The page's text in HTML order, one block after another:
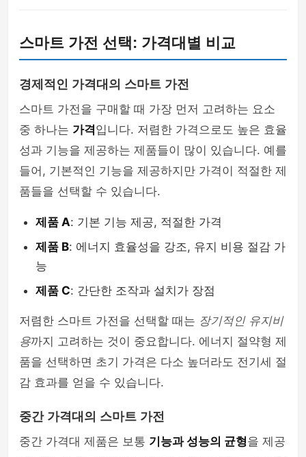
스마트 가전 선택: 가격대별 비교
경제적인 가격대의 스마트 가전
스마트 가전을 구매할 때 가장 먼저 고려하는 요소
중 하나는 가격입니다. 저렴한 가격으로도 높은 효율
성과 기능을 제공하는 제품들이 많이 있습니다. 예를
들어, 기본적인 기능을 제공하지만 가격이 적절한 제
품들을 선택할 수 있습니다.
제품 A: 기본 기능 제공, 적절한 가격
제품 B: 에너지 효율성을 강조, 유지 비용 절감 가
능
제품 C: 간단한 조작과 설치가 장점
저렴한 스마트 가전을 선택할 때는 장기적인 유지비
용까지 고려하는 것이 중요합니다. 에너지 절약형 제
품을 선택하면 초기 가격은 다소 높더라도 전기세 절
감 효과를 얻을 수 있습니다.
중간 가격대의 스마트 가전
중간 가격대 제품은 보통 기능과 성능의 균형을 제공